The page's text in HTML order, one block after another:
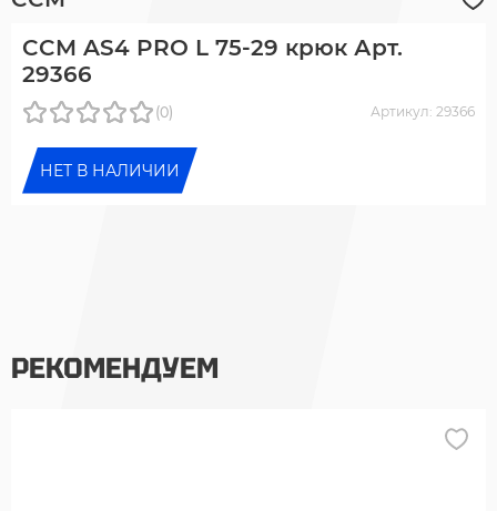
CCM AS4 PRO L 75-29 крюк Арт.
29366
(0) Артикул: 29366
НЕТ В НАЛИЧИИ
РЕКОМЕНДУЕМ